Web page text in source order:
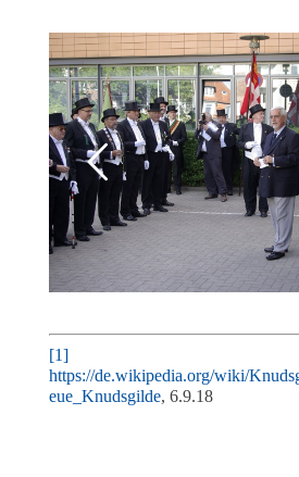
[1]
https://de.wikipedia.org/wiki/
eue_Knudsgilde, 6.9.18